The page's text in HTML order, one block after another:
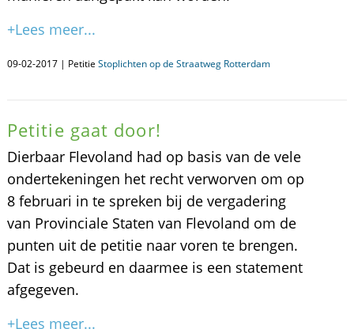
+Lees meer...
09-02-2017 | Petitie Stoplichten op de Straatweg Rotterdam
Petitie gaat door!
Dierbaar Flevoland had op basis van de vele
ondertekeningen het recht verworven om op
8 februari in te spreken bij de vergadering
van Provinciale Staten van Flevoland om de
punten uit de petitie naar voren te brengen.
Dat is gebeurd en daarmee is een statement
afgegeven.
+Lees meer...